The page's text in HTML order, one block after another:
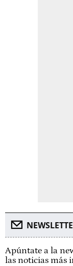
Apúntate a la
las noticias más